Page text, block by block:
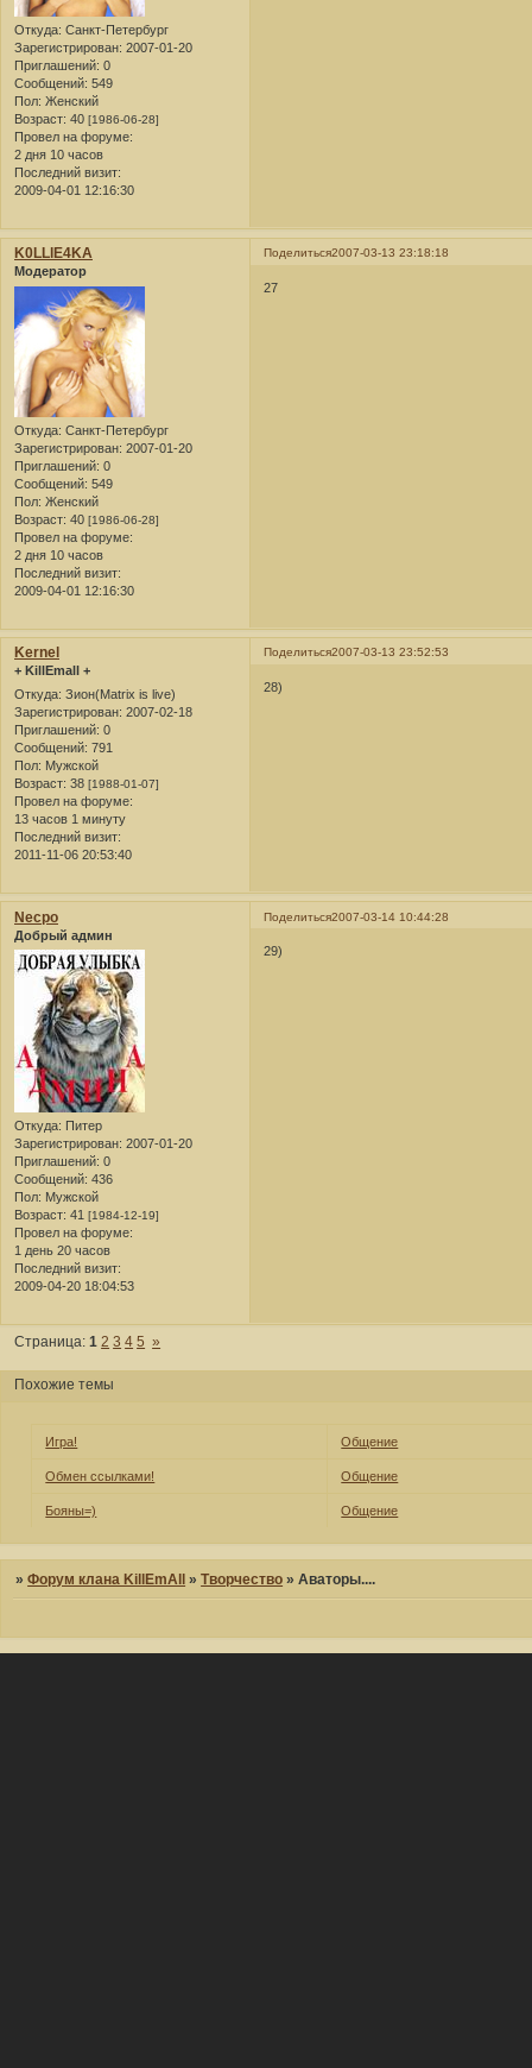
Откуда: Санкт-Петербург
Зарегистрирован: 2007-01-20
Приглашений: 0
Сообщений: 549
Пол: Женский
Возраст: 40 [1986-06-28]
Провел на форуме:
2 дня 10 часов
Последний визит:
2009-04-01 12:16:30
Поделиться2007-03-13 23:18:18
K0LLlE4KA
Модератор
Откуда: Санкт-Петербург
Зарегистрирован: 2007-01-20
Приглашений: 0
Сообщений: 549
Пол: Женский
Возраст: 40 [1986-06-28]
Провел на форуме:
2 дня 10 часов
Последний визит:
2009-04-01 12:16:30
27
Поделиться2007-03-13 23:52:53
Kernel
+ KillEmall +
Откуда: Зион(Matrix is live)
Зарегистрирован: 2007-02-18
Приглашений: 0
Сообщений: 791
Пол: Мужской
Возраст: 38 [1988-01-07]
Провел на форуме:
13 часов 1 минуту
Последний визит:
2011-11-06 20:53:40
28)
Поделиться2007-03-14 10:44:28
Necpo
Добрый админ
Откуда: Питер
Зарегистрирован: 2007-01-20
Приглашений: 0
Сообщений: 436
Пол: Мужской
Возраст: 41 [1984-12-19]
Провел на форуме:
1 день 20 часов
Последний визит:
2009-04-20 18:04:53
29)
Страница:1 2 3 4 5 »
Похожие темы
Игра! Общение
Обмен ссылками! Общение
Бояны=) Общение
»Форум клана KillEmAll »Творчество »Аваторы....